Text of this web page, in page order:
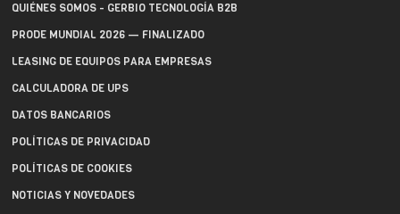
QUIÉNES SOMOS - GERBIO TECNOLOGÍA B2B
PRODE MUNDIAL 2026 — FINALIZADO
LEASING DE EQUIPOS PARA EMPRESAS
CALCULADORA DE UPS
DATOS BANCARIOS
POLÍTICAS DE PRIVACIDAD
POLÍTICAS DE COOKIES
NOTICIAS Y NOVEDADES